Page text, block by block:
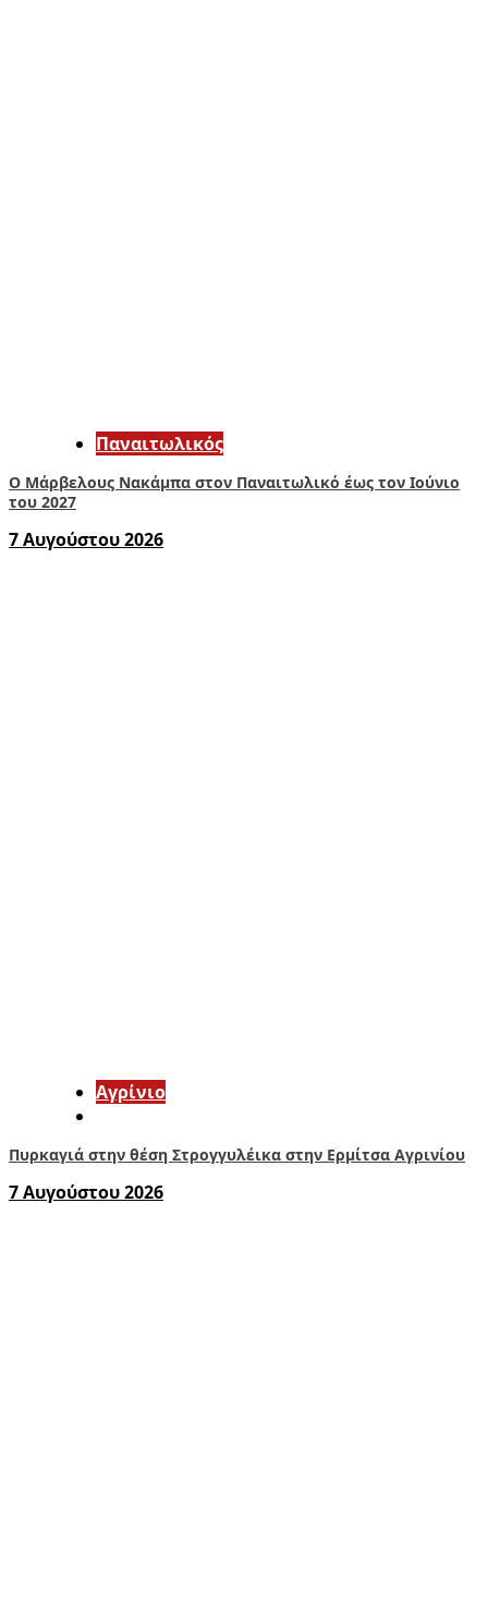
Παναιτωλικός
Ο Μάρβελους Nακάμπα στον Παναιτωλικό έως τον Ιούνιο
του 2027
7 Αυγούστου 2026
Aγρίνιο
Πυρκαγιά στην θέση Στρογγυλέικα στην Ερμίτσα Αγρινίου
7 Αυγούστου 2026